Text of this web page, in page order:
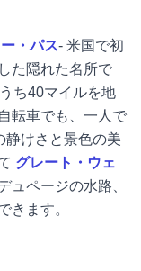
・パス- 米国で初
た隠れた名所で
ち40マイルを地
転車でも、一人で
静けさと景色の美
グレート・ウェ
ュページの水路、
きます。